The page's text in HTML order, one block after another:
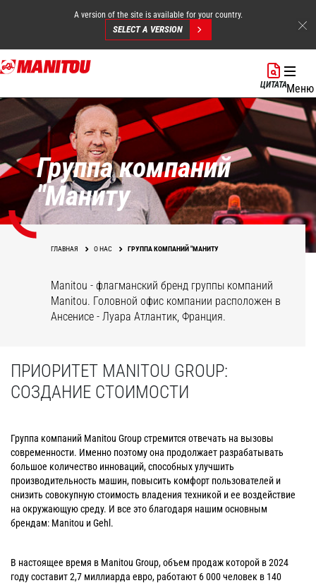
Перейти
к
содержанию
A version of the site is available for your country.
SELECT A VERSION
ЦИТАТАМеню
Группа компаний
"Маниту
ГЛАВНАЯ О НАС ГРУППА КОМПАНИЙ "МАНИТУ
Manitou - флагманский бренд группы компаний
Manitou. Головной офис компании расположен в
Ансенисе - Луара Атлантик, Франция.
ПРИОРИТЕТ MANITOU GROUP:
СОЗДАНИЕ СТОИМОСТИ
Группа компаний Manitou Group стремится отвечать на вызовы
современности. Именно поэтому она продолжает разрабатывать
большое количество инноваций, способных улучшить
производительность машин, повысить комфорт пользователей и
снизить совокупную стоимость владения техникой и ее воздействие
на окружающую среду. И все это благодаря нашим основным
брендам: Manitou и Gehl.
В настоящее время в Manitou Group, объем продаж которой в 2024
году составит 2,7 миллиарда евро, работают 6 000 человек в 140